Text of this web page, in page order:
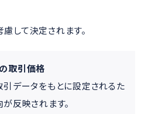
して決定されます。
取引価格
データをもとに設定されるた
反映されます。